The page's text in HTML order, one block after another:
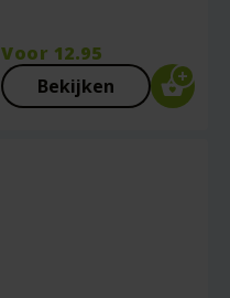
Voor 12.95
Bekijken